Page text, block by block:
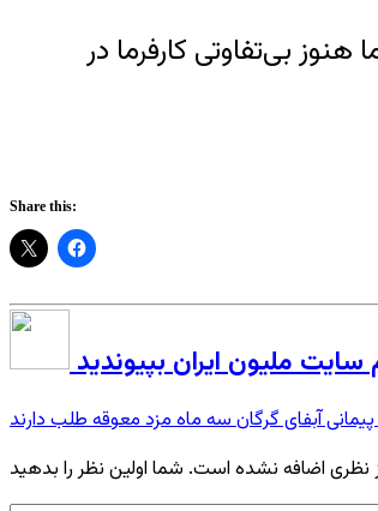
بی‌تفاوتی‌ کارفرما در
Share this:
سایت ملیون ایران بپیوندید
پیمانی آبفای گرگان سه ماه مزد معوقه طلب دارند